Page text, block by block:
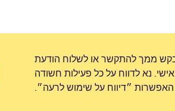
ממך להתקשר או לשלוח הודעת
נא לדווח על כל פעילות חשודה
״דיווח על שימוש לרעה״.